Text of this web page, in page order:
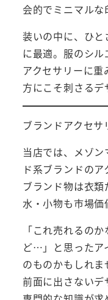
会的でミニマルな
装いの中に、ひ
に最適。服のシル
アクセサリーに
方にこそ刺さるデ
ブランドアクセサ
当店では、メゾ
ド系ブランドのア
ブランド物は衣
水・小物も市場価
「これ売れるの
ど…」と思ったア
のものかもしれ
前面に出さない